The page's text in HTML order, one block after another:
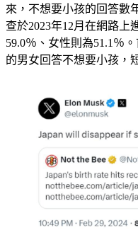
來，不想要小孩的回答數
查於2023年12月在網路上
59.0％、女性則為51.1％
的男女回答不想要小孩，